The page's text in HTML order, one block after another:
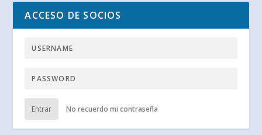
ACCESO DE SOCIOS
Entrar No recuerdo mi contraseña